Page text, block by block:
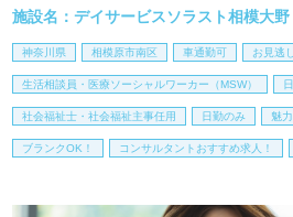
施設名：デイサービスソラスト相模大野
神奈川県 相模原市南区 車通勤可 お見逃
生活相談員・医療ソーシャルワーカー（MSW）
社会福祉士・社会福祉主事任用 日勤のみ 魅
ブランクOK！ コンサルタントおすすめ求人！